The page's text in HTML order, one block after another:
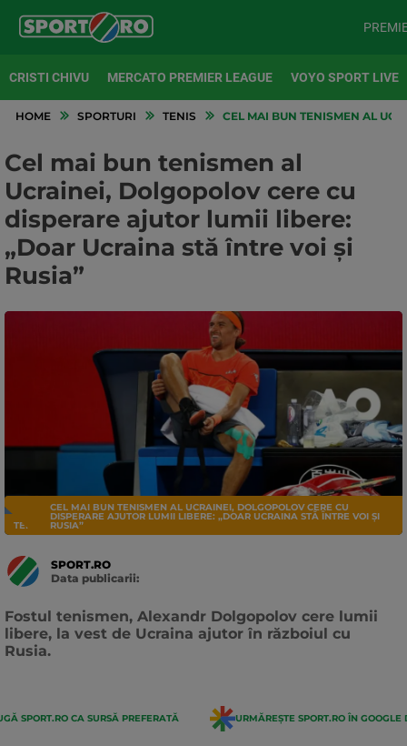
CRISTI CHIVU MERCATO PREMIER LEAGUE VOYO SPORT LIVE
HOME SPORTURI TENIS CEL MAI BUN TENISMEN AL
Cel mai bun tenismen al
Ucrainei, Dolgopolov cere cu
disperare ajutor lumii libere:
„Doar Ucraina stă între voi și
Rusia”
TENIS
CEL MAI BUN TENISMEN AL UCRAINEI, DOLGOPOLOV CERE CU
DISPERARE AJUTOR LUMII LIBERE: „DOAR UCRAINA STĂ ÎNTRE VOI ȘI
RUSIA”
SPORT.RO
Data publicarii:
Fostul tenismen, Alexandr Dolgopolov cere lumii
libere, la vest de Ucraina ajutor în războiul cu
Rusia.
SPORT.RO CA SURSĂ PREFERATĂ URMĂREȘTE SPORT.RO ÎN GOOGLE